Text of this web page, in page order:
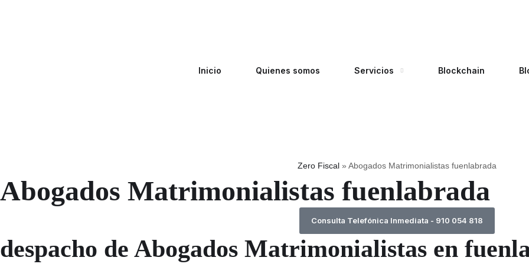
Inicio Quienes somos Servicios Blockchain
Zero Fiscal» Abogados Matrimonialistas fuenlabrada
Abogados Matrimonialistas fuenlabrada
Consulta Telefónica Inmediata - 910 054 818
despacho de Abogados Matrimonialistas en